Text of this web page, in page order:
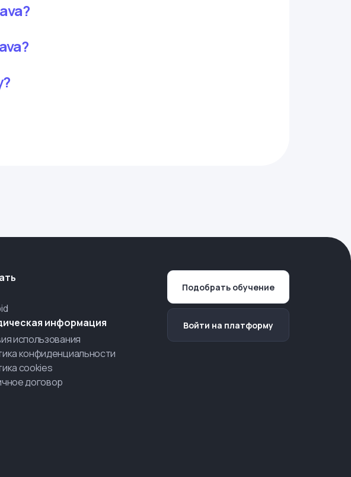
информация
использования
конфиденциальности
cookies
договор
Подобрать обучение
Войти на платформу